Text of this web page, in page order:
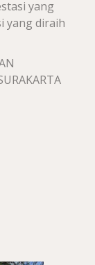
yang
yang diraih